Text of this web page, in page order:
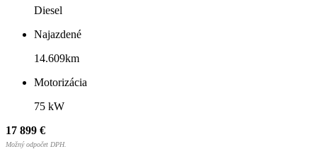
Diesel
Najazdené
14.609km
Motorizácia
75 kW
17 899 €
Možný odpočet DPH.